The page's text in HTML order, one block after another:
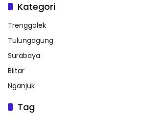
Kategori
Trenggalek
Tulungagung
Surabaya
Blitar
Nganjuk
Tag